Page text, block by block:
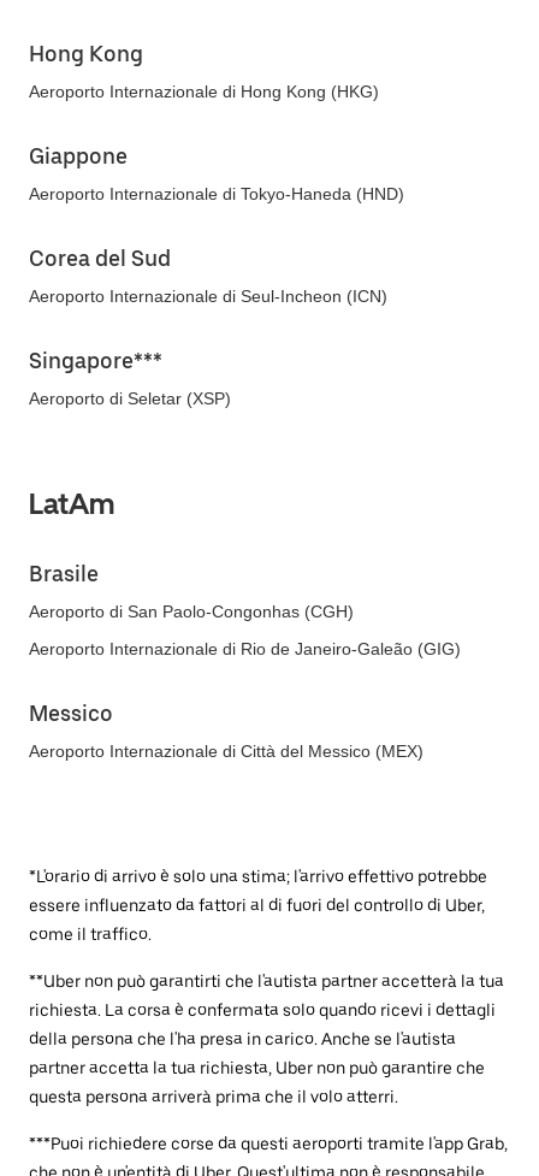
Hong Kong
Aeroporto Internazionale di Hong Kong (HKG)
Giappone
Aeroporto Internazionale di Tokyo-Haneda (HND)
Corea del Sud
Aeroporto Internazionale di Seul-Incheon (ICN)
Singapore***
Aeroporto di Seletar (XSP)
LatAm
Brasile
Aeroporto di San Paolo-Congonhas (CGH)
Aeroporto Internazionale di Rio de Janeiro-Galeão (GIG)
Messico
Aeroporto Internazionale di Città del Messico (MEX)
*L'orario di arrivo è solo una stima; l'arrivo effettivo potrebbe
essere influenzato da fattori al di fuori del controllo di Uber,
come il traffico.
**Uber non può garantirti che l'autista partner accetterà la tua
richiesta. La corsa è confermata solo quando ricevi i dettagli
della persona che l'ha presa in carico. Anche se l'autista
partner accetta la tua richiesta, Uber non può garantire che
questa persona arriverà prima che il volo atterri.
***Puoi richiedere corse da questi aeroporti tramite l'app Grab,